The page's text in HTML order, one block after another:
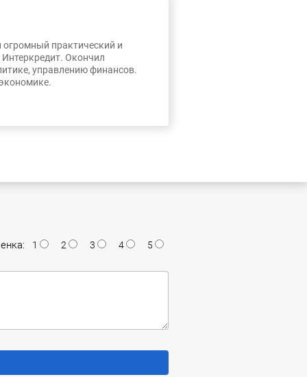
практический и
Окончил
управлению финансов.
1 2 3 4 5